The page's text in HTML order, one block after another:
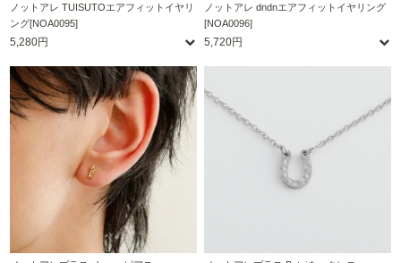
ノットアレ TUISUTOエアフィットイヤリ
ング[NOA0095]
5,280円
ノットアレ dndnエアフィットイヤリング
[NOA0096]
5,720円